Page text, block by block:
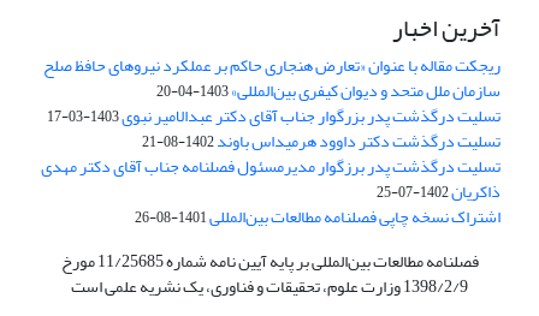
آخرین اخبار
ریجکت مقاله با عنوان «تعارض هنجاری حاکم بر عملکرد نیروهای حافظ صلح
سازمان ملل متحد و دیوان کیفری بین‌المللی»1403-04-20
تسلیت درگذشت پدر بزرگوار جناب آقای دکتر عبدالامیر نبوی1403-03-17
تسلیت درگذشت دکتر داوود هرمیداس باوند1402-08-21
تسلیت درگذشت پدر برزگوار مدیرمسئول فصلنامه جناب آقای دکتر مهدی
ذاکریان1402-07-25
اشتراک نسخه چاپی فصلنامه مطالعات بین‌المللی1401-08-26
فصلنامه مطالعات بین‌المللی بر پایه آیین نامه شماره 11/25685 مورخ
1398/2/9 وزارت علوم، تحقیقات و فناوری، یک نشریه علمی است